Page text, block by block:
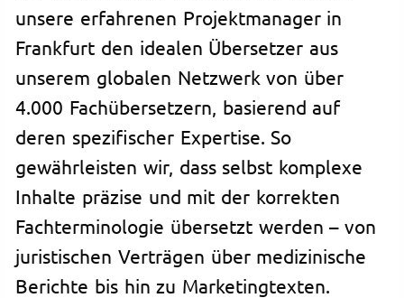
unsere erfahrenen Projektmanager in
Frankfurt den idealen Übersetzer aus
unserem globalen Netzwerk von über
4.000 Fachübersetzern, basierend auf
deren spezifischer Expertise. So
gewährleisten wir, dass selbst komplexe
Inhalte präzise und mit der korrekten
Fachterminologie übersetzt werden – von
juristischen Verträgen über medizinische
Berichte bis hin zu Marketingtexten.